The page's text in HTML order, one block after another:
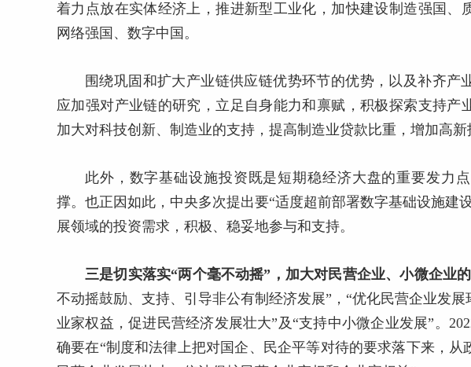
着力点放在实体经济上，推进新型工业化，加快建设制造强国、
网络强国、数字中国。
围绕巩固和扩大产业链供应链优势环节的优势，以及补齐产
应加强对产业链的研究，立足自身能力和禀赋，积极探索支持产
加大对科技创新、制造业的支持，提高制造业贷款比重，增加高新
此外，数字基础设施投资既是短期稳经济大盘的重要发力
撑。也正因如此，中央多次提出要“适度超前部署数字基础设施建
展领域的投资需求，积极、稳妥地参与和支持。
三是切实落实“两个毫不动摇”，加大对民营企业、小微企业的
不动摇鼓励、支持、引导非公有制经济发展”，“优化民营企业发
业家权益，促进民营经济发展壮大”及“支持中小微企业发展”。
确要在“制度和法律上把对国企、民企平等对待的要求落下来，从